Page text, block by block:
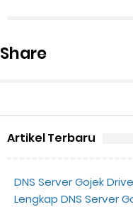
Share
Artikel Terbaru
DNS Server Gojek
Lengkap DNS Server